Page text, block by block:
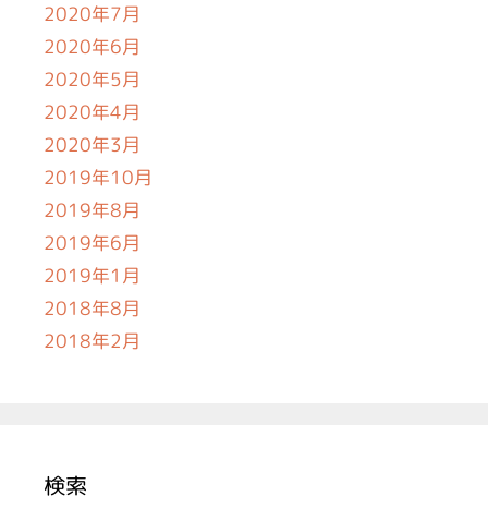
2020年7月
2020年6月
2020年5月
2020年4月
2020年3月
2019年10月
2019年8月
2019年6月
2019年1月
2018年8月
2018年2月
検索